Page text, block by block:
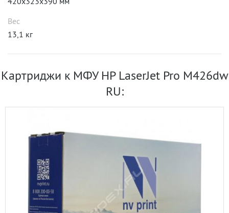
Вес
13,1 кг
Картриджи к МФУ HP LaserJet Pro M426dw
RU: